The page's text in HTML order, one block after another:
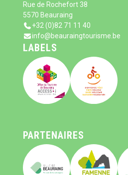
Rue de Rochefort 38
5570 Beauraing
+32 (0)82 71 11 40
info@beauraingtourisme.be
LABELS
PARTENAIRES